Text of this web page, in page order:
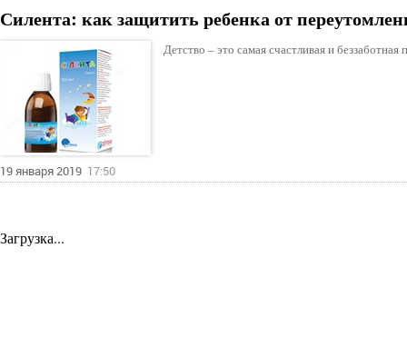
Силента: как защитить ребенка от
Детство – это самая счастливая и
19 января 2019 17:50
Загрузка...